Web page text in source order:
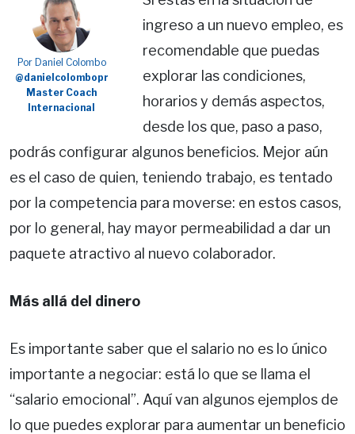
Por Daniel Colombo
@danielcolombopr
Master Coach
Internacional
ingreso a un nuevo empleo, es
recomendable que puedas
explorar las condiciones,
horarios y demás aspectos,
desde los que, paso a paso,
podrás configurar algunos beneficios. Mejor aún
es el caso de quien, teniendo trabajo, es tentado
por la competencia para moverse: en estos casos,
por lo general, hay mayor permeabilidad a dar un
paquete atractivo al nuevo colaborador.
Más allá del dinero
Es importante saber que el salario no es lo único
importante a negociar: está lo que se llama el
“salario emocional”. Aquí van algunos ejemplos de
lo que puedes explorar para aumentar un beneficio